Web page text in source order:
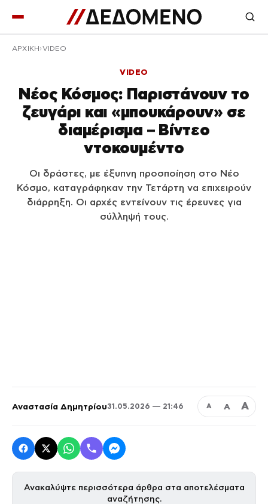
ΑΡΧΙΚΉ VIDEO
VIDEO
Νέος Κόσμος: Παριστάνουν το
ζευγάρι και «μπουκάρουν» σε
διαμέρισμα – Βίντεο
ντοκουμέντο
Οι δράστες, με έξυπνη προσποίηση στο Νέο
Κόσμο, καταγράφηκαν την Τετάρτη να επιχειρούν
διάρρηξη. Οι αρχές εντείνουν τις έρευνες για
σύλληψή τους.
Αναστασία Δημητρίου31.05.2026 — 21:46 Α Α Α
Ανακαλύψτε περισσότερα άρθρα στα αποτελέσματα
αναζήτησης.